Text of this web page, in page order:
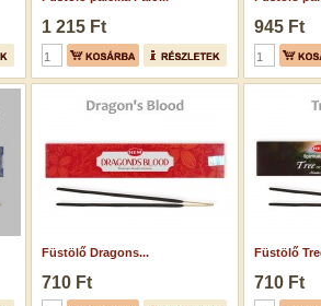
1 215 Ft 945 Ft
Füstölő Dragons...
710 Ft
Füstölő
710 Ft